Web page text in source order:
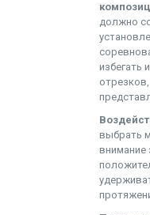
должно
избегать
выбрать
внимание